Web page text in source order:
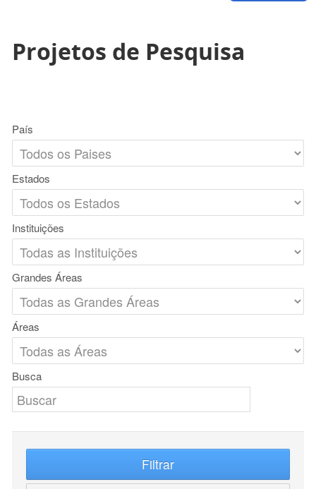
Projetos de Pesquisa
País
Estados
Instituições
Grandes Áreas
Áreas
Busca
Filtrar